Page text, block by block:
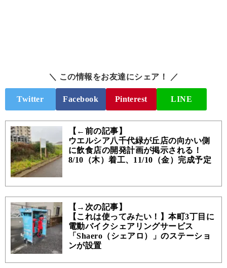
＼ この情報をお友達にシェア！ ／
Twitter Facebook Pinterest LINE
【←前の記事】
ウエルシア八千代緑が丘店の向かい側
に飲食店の開発計画が掲示される！
8/10（木）着工、11/10（金）完成予定
【→次の記事】
【これは使ってみたい！】本町3丁目に
電動バイクシェアリングサービス
「Shaero（シェアロ）」のステーショ
ンが設置